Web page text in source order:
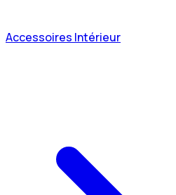
Accessoires Intérieur